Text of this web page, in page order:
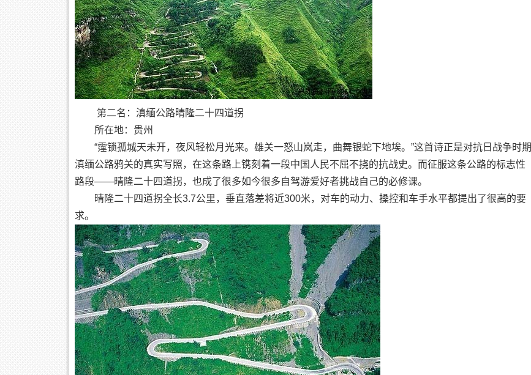
第二名：滇缅公路晴隆二十四道拐
所在地：贵州
“霪锁孤城天未开，夜风轻松月光来。雄关一怒山岚走，曲舞银蛇下地埃。”这首诗正是对抗日战争时期
滇缅公路鸦关的真实写照，在这条路上镌刻着一段中国人民不屈不挠的抗战史。而征服这条公路的标志性
路段——晴隆二十四道拐，也成了很多如今很多自驾游爱好者挑战自己的必修课。
晴隆二十四道拐全长3.7公里，垂直落差将近300米，对车的动力、操控和车手水平都提出了很高的要
求。